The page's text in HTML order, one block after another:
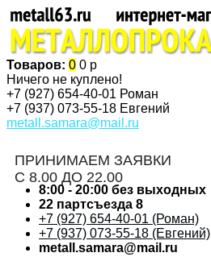
Товаров: 0 0 р
Ничего не куплено!
+7 (927) 654-40-01 Роман
+7 (937) 073-55-18 Евгений
metall.samara@mail.ru
ПРИНИМАЕМ ЗАЯВКИ
С 8.00 ДО 22.00
8:00 - 20:00 без выходных
22 партсъезда 8
+7 (927) 654-40-01 (Роман)
+7 (937) 073-55-18 (Евгений)
metall.samara@mail.ru